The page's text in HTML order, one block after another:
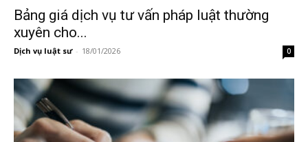
Bảng giá dịch vụ tư vấn pháp luật thường
xuyên cho...
Dịch vụ luật sư - 18/01/2026 0